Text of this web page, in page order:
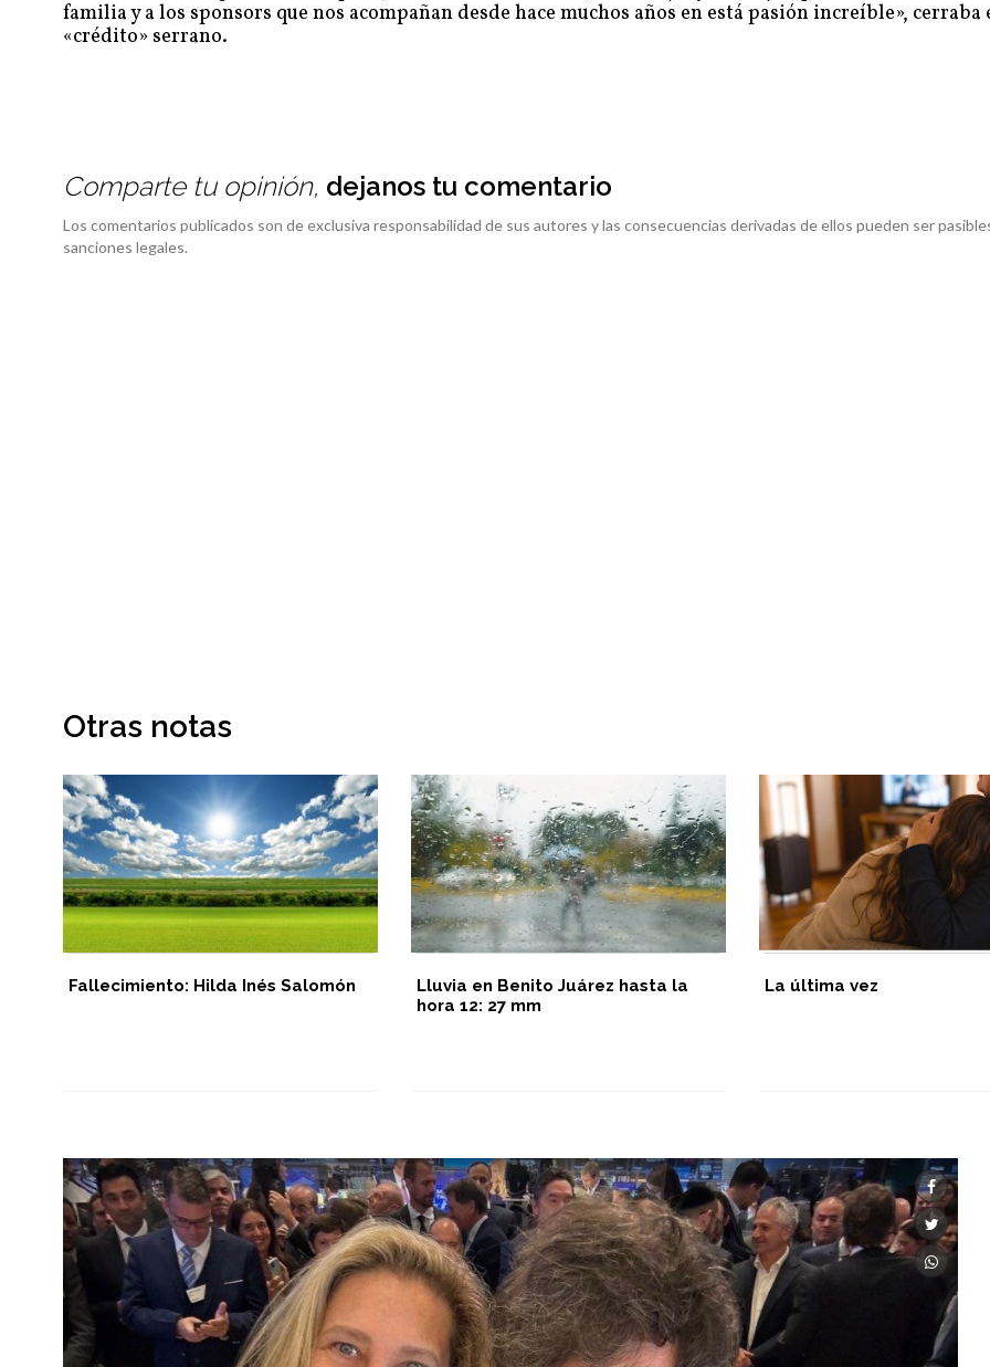
familia y a los sponsors que nos acompañan desde hace muchos años en está pasión increíble», cerraba
«crédito» serrano.
Comparte tu opinión, dejanos tu comentario
Los comentarios publicados son de exclusiva responsabilidad de sus autores y las consecuencias derivadas de ellos pueden ser
sanciones legales.
Otras notas
Fallecimiento: Hilda Inés Salomón
Lluvia en Benito Juárez hasta la
hora 12: 27 mm
La última vez